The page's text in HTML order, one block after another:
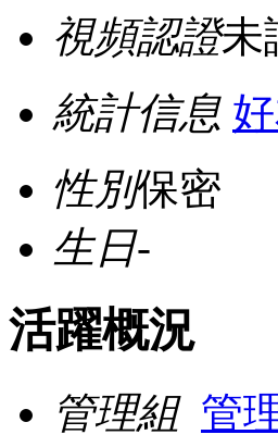
視頻認證未
統計信息
性別保密
生日-
活躍概況
管理組 管